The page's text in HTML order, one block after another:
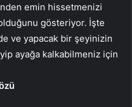
emin hissetmenizi
gösteriyor. İşte
ve yapacak bir şeyinizin
ayağa kalkabilmeniz için